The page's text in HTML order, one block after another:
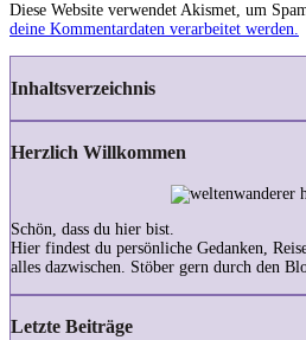
Diese Website verwendet Akismet, um
deine Kommentardaten verarbeitet werden.
Inhaltsverzeichnis
Herzlich Willkommen
Schön, dass du hier bist.
Hier findest du persönliche Gedanken,
alles dazwischen. Stöber gern durch den
Letzte Beiträge